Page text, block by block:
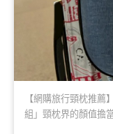
【網購旅行頸枕推薦
組」頸枕界的顏值擔